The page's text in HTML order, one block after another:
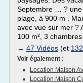
Septembre … ? une
plage, à 900 m .
avec vue sur mer ?
100 m², 3 chambres
→ 47 Vidéos (et
Voir également :
Location Maison
Location Maison